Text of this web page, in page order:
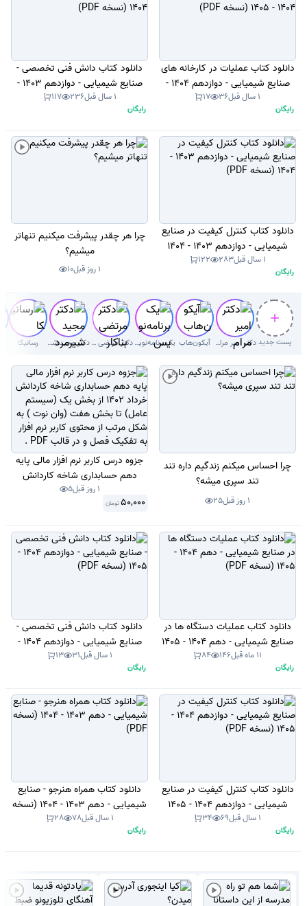
دانلود کتاب عملیات در کارخانه های
صنایع شیمیایی - دوازدهم 1404 -
1405 (نسخه PDF)1 سال قبل 36
17
رایگان
دانلود کتاب دانش فنی تخصصی -
صنایع شیمیایی - دوازدهم 1403 -
1404 (نسخه PDF) 1 سال قبل 236
117
رایگان
دانلود کتاب کنترل کیفیت در صنایع
شیمیایی - دوازدهم 1403 - 1404
(نسخه PDF)
1 سال قبل 283
122
رایگان
چرا هر چقدر پیشرفت میکنیم تنهاتر
میشیم؟
1 روز قبل 10
پست جدید دکتر امیر مرام قرطاول آیکون‌هاب یک برنامه‌نویس دکتر مرتضی بناکار دکتر‌ مجید شیرمردی‌ رسانیکا
چرا احساس میکنم زندگیم داره تند
تند سپری میشه؟
1 روز قبل 25
جزوه درس کاربر نرم افزار مالی پایه
دهم حسابداری شاخه کاردانش
خرداد 1402 از بخش یک (سیستم
عامل) تا بخش هفت (وان نوت ) به
به تفکیک فصل و در قالب PDF .
1 روز قبل 5
50,000تومان
دانلود کتاب عملیات دستگاه ها در
صنایع شیمیایی - دهم 1404 - 1405
(نسخه PDF) 11 ماه قبل 146
84
رایگان
دانلود کتاب دانش فنی تخصصی -
صنایع شیمیایی - دوازدهم 1404 -
1405 (نسخه PDF)1 سال قبل 31
13
رایگان
دانلود کتاب کنترل کیفیت در صنایع
شیمیایی - دوازدهم 1404 - 1405
(نسخه PDF) 1 سال قبل 69
34
رایگان
دانلود کتاب همراه هنرجو - صنایع
شیمیایی - دهم 1403 - 1404 (نسخه
PDF)
1 سال قبل 78
28
رایگان